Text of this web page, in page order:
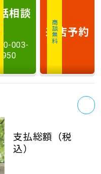
相談
003-
950
商談無料
来店予約
支払総額 （税
込）